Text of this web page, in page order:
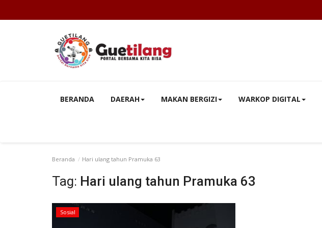
BERANDA DAERAH MAKAN BERGIZI WARKOP DIGITAL
Beranda Hari ulang tahun Pramuka 63
Tag: Hari ulang tahun Pramuka 63
Sosial